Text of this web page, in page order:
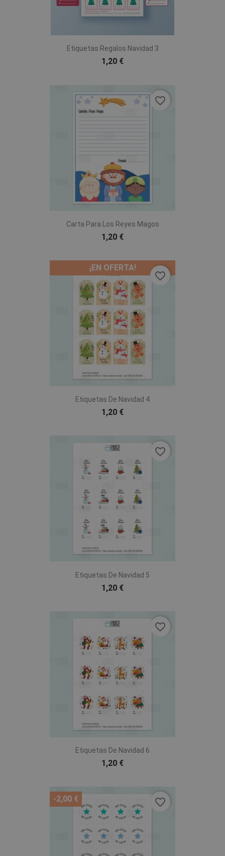
Etiquetas Regalos Navidad 3
1,20 €
Carta Para Los Reyes Magos
1,20 €
favorite_border
Etiquetas De Navidad 4
1,20 €
¡EN OFERTA!
favorite_border
Etiquetas De Navidad 5
1,20 €
favorite_border
Etiquetas De Navidad 6
1,20 €
favorite_border
-2,00 € favorite_border